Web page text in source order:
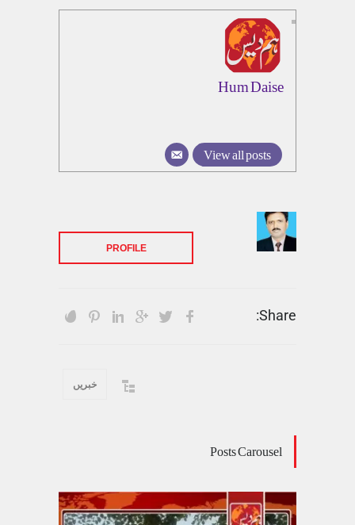
Hum Daise
View all posts
PROFILE
Share:
خبریں
Posts Carousel